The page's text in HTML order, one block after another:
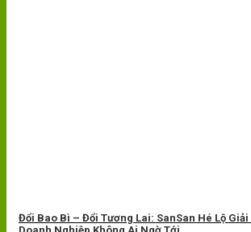
Đổi Bao Bì – Đổi Tương Lai: SanSan Hé Lộ